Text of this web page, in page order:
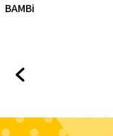
BAMBi